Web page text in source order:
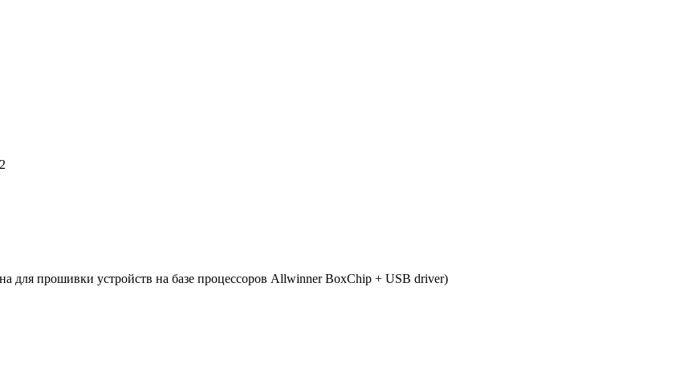
для прошивки устройств на базе процессоров Allwinner BoxChip + USB driver)